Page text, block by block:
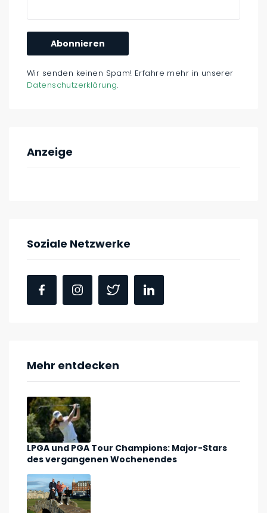
Wir senden keinen Spam! Erfahre mehr in unserer
Datenschutzerklärung.
Anzeige
Soziale Netzwerke
Mehr entdecken
LPGA und PGA Tour Champions: Major-Stars
des vergangenen Wochenendes